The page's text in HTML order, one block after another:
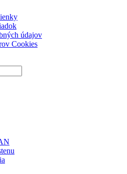
údajov
Cookies